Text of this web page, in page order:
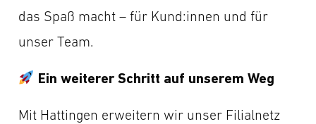
das Spaß macht – für Kund:innen und für
unser Team.
Ein weiterer Schritt auf unserem Weg
Mit Hattingen erweitern wir unser Filialnetz